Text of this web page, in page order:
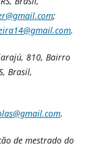
;
.
810, Bairro
Brasil,
.
de mestrado do